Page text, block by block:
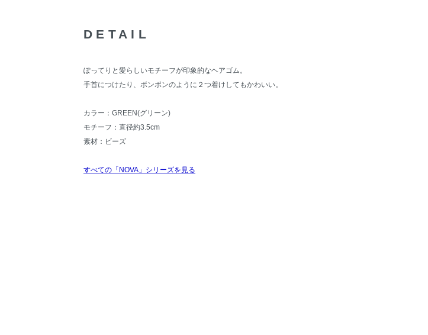
DETAIL
ぽってりと愛らしいモチーフが印象的なヘアゴム。
手首につけたり、ボンボンのように２つ着けしてもかわいい。
カラー：GREEN(グリーン)
モチーフ：直径約3.5cm
素材：ビーズ
すべての「NOVA」シリーズを見る